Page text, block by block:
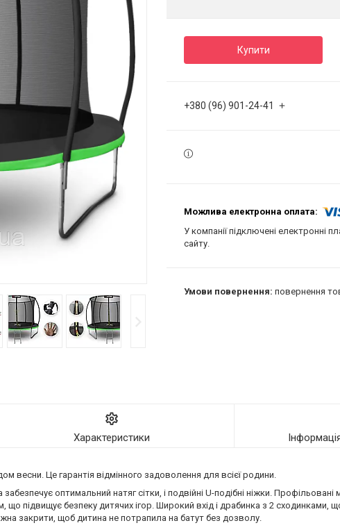
Купити
+380 (96) 901-24-41
У компанії підключені електронні
сайту.
повернення
Характеристики
весни. Це гарантія відмінного задоволення для всієї родини.
оптимальний натяг сітки, і подвійні U-подібні ніжки. Профільовані
підвищує безпеку дитячих ігор. Широкий вхід і драбинка з 2 сходинками,
закрити, щоб дитина не потрапила на батут без дозволу.